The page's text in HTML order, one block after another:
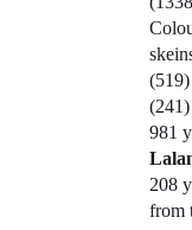
981
208
from